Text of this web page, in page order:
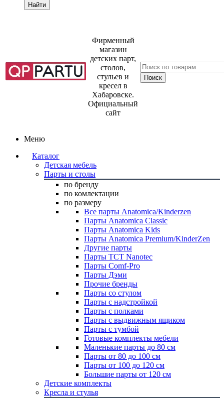
Найти
Фирменный
магазин
детских парт,
столов,
стульев и
кресел в
Хабаровске.
Официальный
сайт
Меню
Каталог
Детская мебель
Парты и столы
по бренду
по комлектации
по размеру
Все парты Anatomica/Kinderzen
Парты Anatomica Classic
Парты Anatomica Kids
Парты Anatomica Premium/KinderZen
Другие парты
Парты TCT Nanotec
Парты Comf-Pro
Парты Дэми
Прочие бренды
Парты со стулом
Парты с надстройкой
Парты с полками
Парты с выдвижным ящиком
Парты с тумбой
Готовые комплекты мебели
Маленькие парты до 80 см
Парты от 80 до 100 см
Парты от 100 до 120 см
Большие парты от 120 см
Детские комплекты
Кресла и стулья